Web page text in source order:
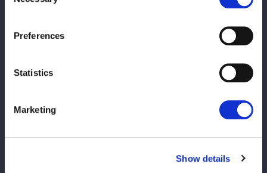
Preferences
Statistics
Marketing
Show details
ム。コーナーに振られた羽南が反転してボディーアタックさくら
がかわし、飛びついて三角絞めへ。羽南が切り返すとエルボー、
さくらもやり返す。エルボーの応酬となり、羽南が連打。さくら
が崩れ落ちるが羽南の突進にドロップキック、トラースキック。
羽南がフェイマサー。両者ダウン状態から羽南が突進、さくらが
ミドルキック連打。羽南が「来いよ！」と挑発、さくらがミドル
の連打を続け場外に送り出すとプランチャで飛ぶ。さくらは羽南
羽南が返すとコーナーで反転し、ボディーアタックからフェイマ